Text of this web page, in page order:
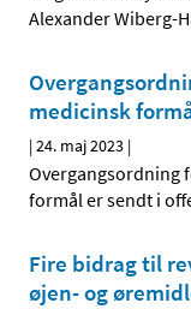
Alexander Wiberg-
medicinsk
|24. maj 2023 |
Overgangsordning
formål er sendt i
Fire bidrag til
øjen- og